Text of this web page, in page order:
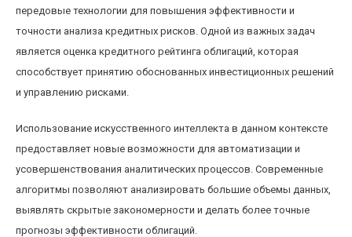
передовые технологии для повышения эффективности и
точности анализа кредитных рисков. Одной из важных задач
является оценка кредитного рейтинга облигаций, которая
способствует принятию обоснованных инвестиционных решений
и управлению рисками.
Использование искусственного интеллекта в данном контексте
предоставляет новые возможности для автоматизации и
усовершенствования аналитических процессов. Современные
алгоритмы позволяют анализировать большие объемы данных,
выявлять скрытые закономерности и делать более точные
прогнозы эффективности облигаций.